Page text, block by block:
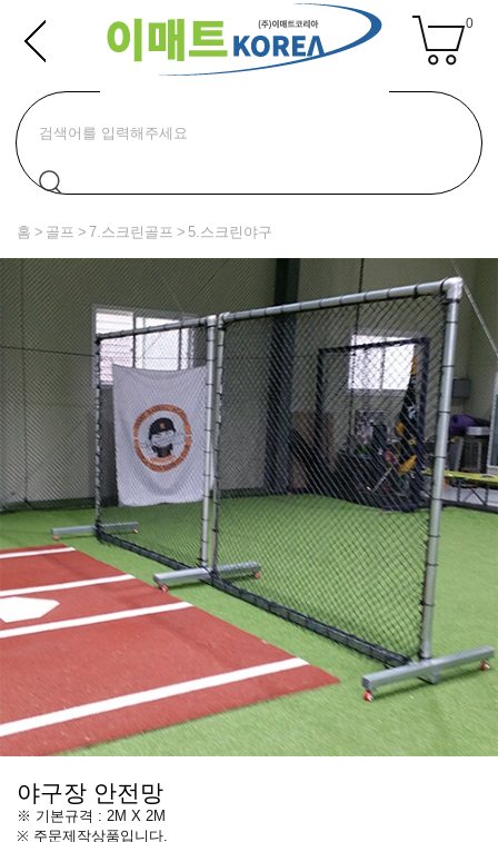
0
홈 골프 7.스크린골프 5.스크린야구
야구장 안전망
※ 기본규격 : 2M X 2M
※ 주문제작상품입니다.